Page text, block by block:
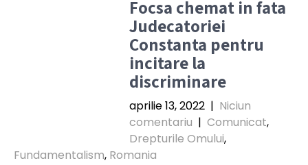
Focsa chemat in fata
Judecatoriei
Constanta pentru
incitare la
discriminare
aprilie 13, 2022 | Niciun
comentariu | Comunicat,
Drepturile Omului,
Fundamentalism, Romania